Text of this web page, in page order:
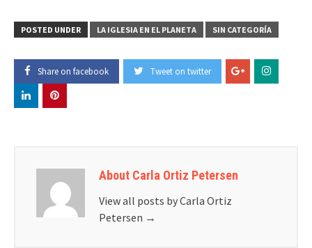
POSTED UNDER LA IGLESIA EN EL PLANETA SIN CATEGORÍA
Share on facebook Tweet on twitter
About Carla Ortiz Petersen
View all posts by Carla Ortiz
Petersen →